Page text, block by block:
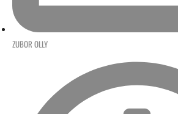
ZUBOR OLLY